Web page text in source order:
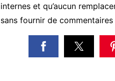
internes et qu’aucun
sans fournir de